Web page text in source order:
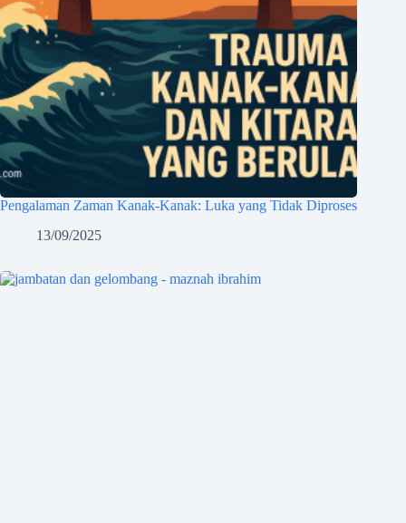
Pengalaman Zaman Kanak-Kanak: Luka yang Tidak Diproses
13/09/2025